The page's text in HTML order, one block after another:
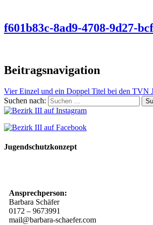
f601b83c-8ad9-4708-9d27-
Beitragsnavigation
Vier Einzel und ein Doppel Titel bei den TVN
Suchen nach:
Jugendschutzkonzept
Ansprechperson:
Barbara Schäfer
0172 – 9673991
mail@barbara-schaefer.com